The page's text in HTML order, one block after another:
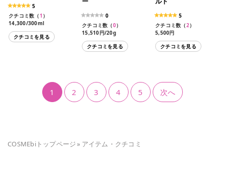
5
クチコミ数（1 ）
14,300/300ml
クチコミを見る
0
クチコミ数（0）
15,510円/20g
クチコミを見る
5
クチコミ数（2）
5,500円
クチコミを見る
1 2 3 4 5 次へ
COSMEbiトップページ» アイテム・クチコミ